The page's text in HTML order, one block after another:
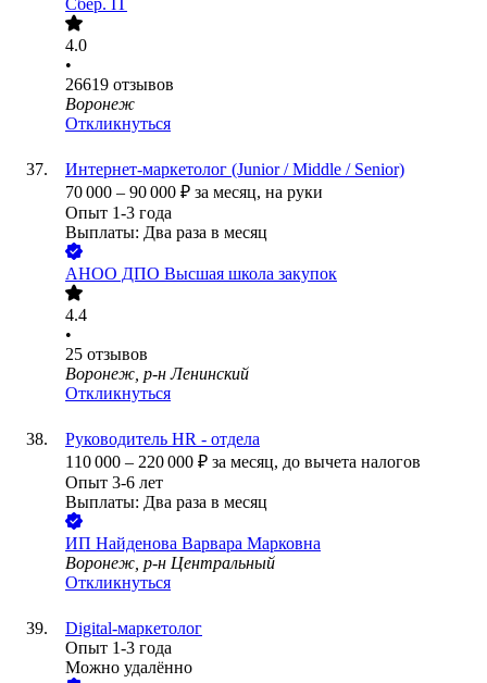
Сбер. IT
4.0
•
26619 отзывов
Воронеж
Откликнуться
Интернет-маркетолог (Junior / Middle / Senior)
70 000 – 90 000 ₽ за месяц, на руки
Опыт 1-3 года
Выплаты: Два раза в месяц
АНОО ДПО Высшая школа закупок
4.4
•
25 отзывов
Воронеж, р-н Ленинский
Откликнуться
Руководитель HR - отдела
110 000 – 220 000 ₽ за месяц, до вычета налогов
Опыт 3-6 лет
Выплаты: Два раза в месяц
ИП Найденова Варвара Марковна
Воронеж, р-н Центральный
Откликнуться
Digital-маркетолог
Опыт 1-3 года
Можно удалённо